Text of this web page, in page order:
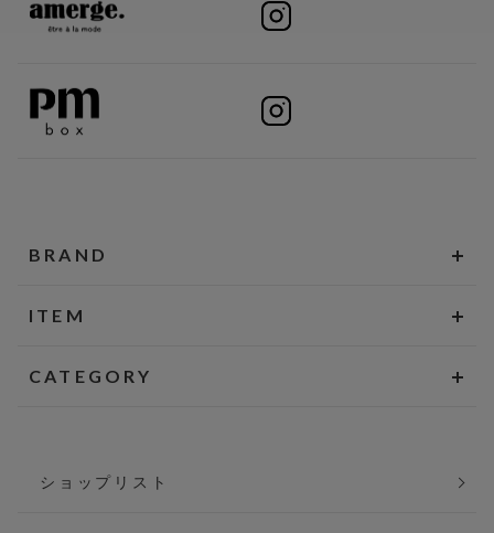
BRAND
ITEM
CATEGORY
ショップリスト